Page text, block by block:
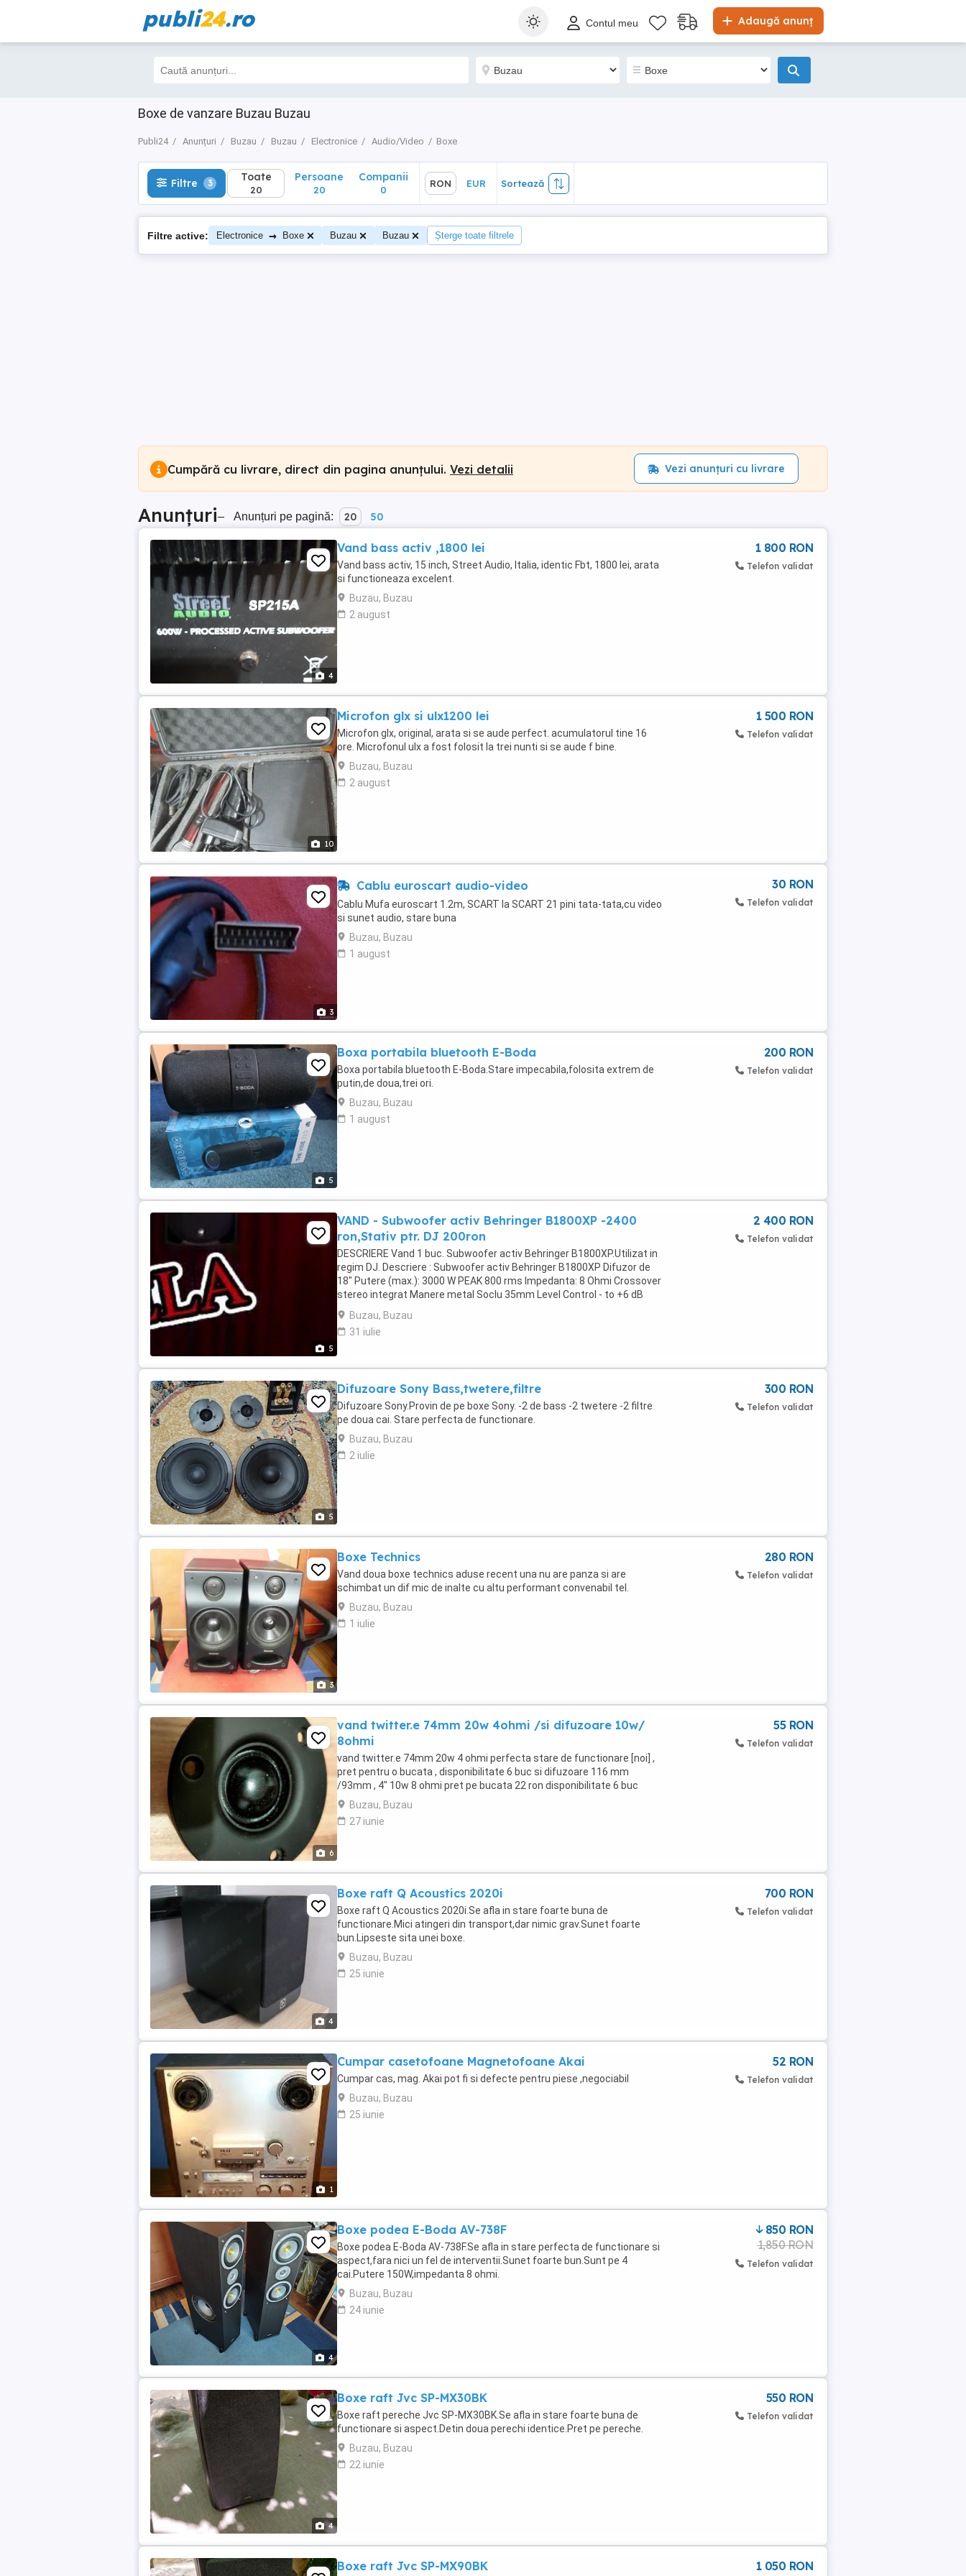
publi24.ro Adaugă anunț
Contul meu
Boxe de vanzare Buzau Buzau
Publi24 Anunțuri Buzau Buzau Electronice Audio/Video Boxe
Filtre 3 Toate
20
Sortează
Filtre 3 Toate
20
Persoane
20
Companii
0
RON EUR Sortează
Filtre active: Electronice → Boxe Buzau Buzau Șterge toate filtrele
Cumpără cu livrare, direct din pagina anunțului. Vezi detalii Vezi anunțuri cu livrare
Anunțuri– Anunțuri pe pagină: 20 50
4
Vand bass activ ,1800 lei
Vand bass activ, 15 inch, Street Audio, Italia, identic Fbt, 1800 lei, arata
si functioneaza excelent.
Buzau, Buzau
2 august
1 800 RON
Telefon validat
10
Microfon glx si ulx1200 lei
Microfon glx, original, arata si se aude perfect. acumulatorul tine 16
ore. Microfonul ulx a fost folosit la trei nunti si se aude f bine.
Buzau, Buzau
2 august
1 500 RON
Telefon validat
3
Cablu euroscart audio-video
Cablu Mufa euroscart 1.2m, SCART la SCART 21 pini tata-tata,cu video
si sunet audio, stare buna
Buzau, Buzau
1 august
30 RON
Telefon validat
5
Boxa portabila bluetooth E-Boda
Boxa portabila bluetooth E-Boda.Stare impecabila,folosita extrem de
putin,de doua,trei ori.
Buzau, Buzau
1 august
200 RON
Telefon validat
5
VAND - Subwoofer activ Behringer B1800XP -2400
ron,Stativ ptr. DJ 200ron
DESCRIERE Vand 1 buc. Subwoofer activ Behringer B1800XP.Utilizat in
regim DJ. Descriere : Subwoofer activ Behringer B1800XP Difuzor de
18" Putere (max.): 3000 W PEAK 800 rms Impedanta: 8 Ohmi Crossover
stereo integrat Manere metal Soclu 35mm Level Control - to +6 dB
Frecventa boost: 40 - 90 High Cut ...
Buzau, Buzau
31 iulie
2 400 RON
Telefon validat
5
Difuzoare Sony Bass,twetere,filtre
Difuzoare Sony.Provin de pe boxe Sony. -2 de bass -2 twetere -2 filtre
pe doua cai. Stare perfecta de functionare.
Buzau, Buzau
2 iulie
300 RON
Telefon validat
3
Boxe Technics
Vand doua boxe technics aduse recent una nu are panza si are
schimbat un dif mic de inalte cu altu performant convenabil tel.
Buzau, Buzau
1 iulie
280 RON
Telefon validat
6
vand twitter.e 74mm 20w 4ohmi /si difuzoare 10w/
8ohmi
vand twitter.e 74mm 20w 4 ohmi perfecta stare de functionare [noi] ,
pret pentru o bucata , disponibilitate 6 buc si difuzoare 116 mm
/93mm , 4" 10w 8 ohmi pret pe bucata 22 ron disponibilitate 6 buc
Buzau, Buzau
27 iunie
55 RON
Telefon validat
4
Boxe raft Q Acoustics 2020i
Boxe raft Q Acoustics 2020i.Se afla in stare foarte buna de
functionare.Mici atingeri din transport,dar nimic grav.Sunet foarte
bun.Lipseste sita unei boxe.
Buzau, Buzau
25 iunie
700 RON
Telefon validat
1
Cumpar casetofoane Magnetofoane Akai
Cumpar cas, mag. Akai pot fi si defecte pentru piese ,negociabil
Buzau, Buzau
25 iunie
52 RON
Telefon validat
4
Boxe podea E-Boda AV-738F
Boxe podea E-Boda AV-738F.Se afla in stare perfecta de functionare si
aspect,fara nici un fel de interventii.Sunet foarte bun.Sunt pe 4
cai.Putere 150W,impedanta 8 ohmi.
Buzau, Buzau
24 iunie
850 RON
1,850 RON
Telefon validat
4
Boxe raft Jvc SP-MX30BK
Boxe raft pereche Jvc SP-MX30BK.Se afla in stare foarte buna de
functionare si aspect.Detin doua perechi identice.Pret pe pereche.
Buzau, Buzau
22 iunie
550 RON
Telefon validat
Boxe raft Jvc SP-MX90BK 1 050 RON